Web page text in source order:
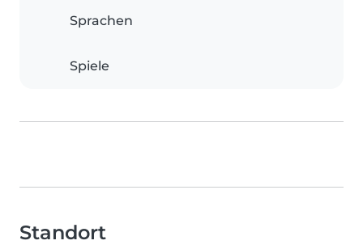
Sprachen
Spiele
Standort